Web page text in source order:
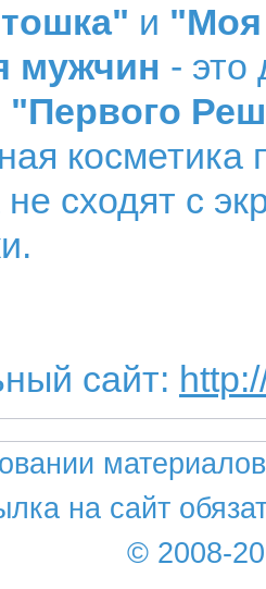
и
мужчин - это
"Первого
сходят с
сайт:
на сайт
© 2008-